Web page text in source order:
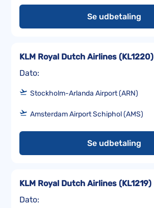
Se udbetaling
Dato:
KLM Royal Dutch Airlines (KL1220)
Stockholm-Arlanda Airport (ARN)
Amsterdam Airport Schiphol (AMS)
Se udbetaling
Dato:
KLM Royal Dutch Airlines (KL1219)